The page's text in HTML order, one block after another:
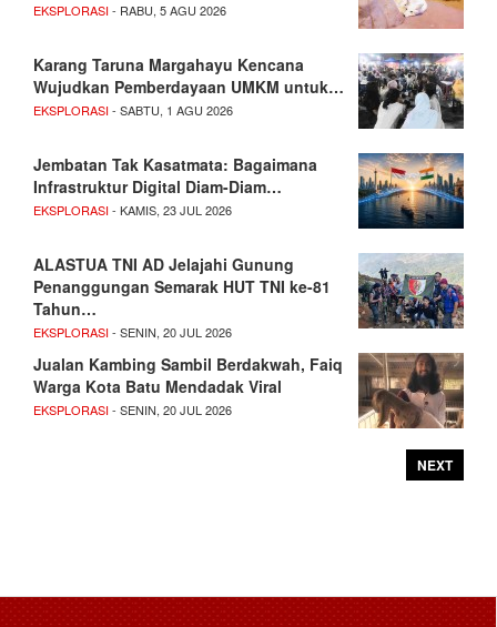
EKSPLORASI- RABU, 5 AGU 2026
Karang Taruna Margahayu Kencana
Wujudkan Pemberdayaan UMKM untuk…
EKSPLORASI- SABTU, 1 AGU 2026
Jembatan Tak Kasatmata: Bagaimana
Infrastruktur Digital Diam-Diam…
EKSPLORASI- KAMIS, 23 JUL 2026
ALASTUA TNI AD Jelajahi Gunung
Penanggungan Semarak HUT TNI ke-81
Tahun…
EKSPLORASI- SENIN, 20 JUL 2026
Jualan Kambing Sambil Berdakwah, Faiq
Warga Kota Batu Mendadak Viral
EKSPLORASI- SENIN, 20 JUL 2026
NEXT